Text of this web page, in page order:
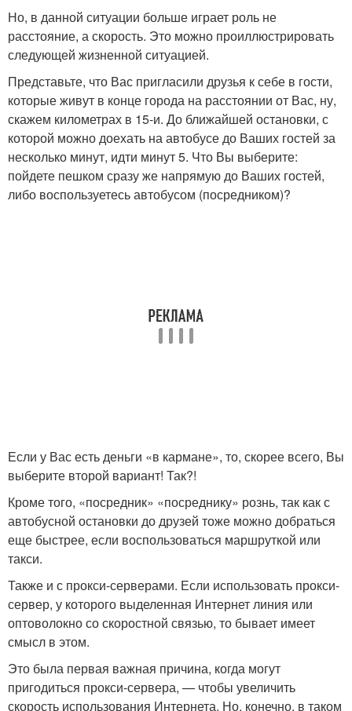
Но, в данной ситуации больше играет роль не
расстояние, а скорость. Это можно проиллюстрировать
следующей жизненной ситуацией.
Представьте, что Вас пригласили друзья к себе в гости,
которые живут в конце города на расстоянии от Вас, ну,
скажем километрах в 15-и. До ближайшей остановки, с
которой можно доехать на автобусе до Ваших гостей за
несколько минут, идти минут 5. Что Вы выберите:
пойдете пешком сразу же напрямую до Ваших гостей,
либо воспользуетесь автобусом (посредником)?
Если у Вас есть деньги «в кармане», то, скорее всего, Вы
выберите второй вариант! Так?!
Кроме того, «посредник» «посреднику» рознь, так как с
автобусной остановки до друзей тоже можно добраться
еще быстрее, если воспользоваться маршруткой или
такси.
Также и с прокси-серверами. Если использовать прокси-
сервер, у которого выделенная Интернет линия или
оптоволокно со скоростной связью, то бывает имеет
смысл в этом.
Это была первая важная причина, когда могут
пригодиться прокси-сервера, — чтобы увеличить
скорость использования Интернета. Но, конечно, в таком